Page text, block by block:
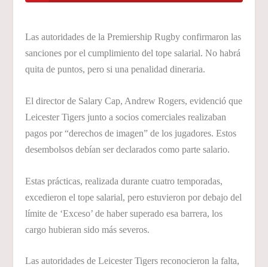
Las autoridades de la Premiership Rugby confirmaron las
sanciones por el cumplimiento del tope salarial. No habrá
quita de puntos, pero si una penalidad dineraria.
El director de Salary Cap, Andrew Rogers, evidenció que
Leicester Tigers junto a socios comerciales realizaban
pagos por “derechos de imagen” de los jugadores. Estos
desembolsos debían ser declarados como parte salario.
Estas prácticas, realizada durante cuatro temporadas,
excedieron el tope salarial, pero estuvieron por debajo del
límite de ‘Exceso’ de haber superado esa barrera, los
cargo hubieran sido más severos.
Las autoridades de Leicester Tigers reconocieron la falta,